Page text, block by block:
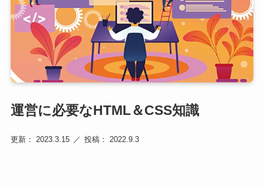
運営に必要なHTML＆CSS知識
更新： 2023.3.15 投稿： 2022.9.3